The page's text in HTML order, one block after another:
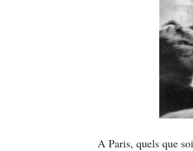
A Paris, quels que